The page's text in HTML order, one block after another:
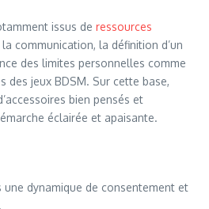
issus de ressources
communication, la définition d’un
des limites personnelles comme
des jeux BDSM. Sur cette base,
bien pensés et
éclairée et apaisante.
une dynamique de consentement et